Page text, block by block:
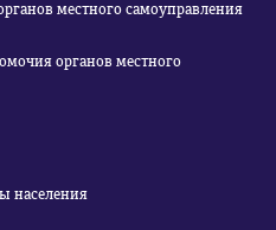
местного самоуправления
органов местного
населения